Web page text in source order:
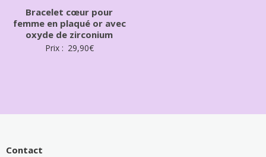
Bracelet cœur pour
femme en plaqué or avec
oxyde de zirconium
Prix : 29,90€
Contact